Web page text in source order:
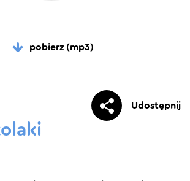
pobierz (mp3)
Udostępnij